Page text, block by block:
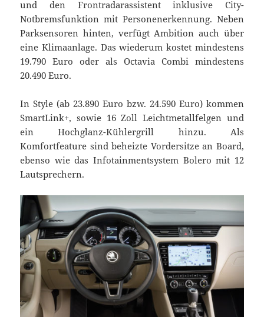
und den Frontradarassistent inklusive City-
Notbremsfunktion mit Personenerkennung. Neben
Parksensoren hinten, verfügt Ambition auch über
eine Klimaanlage. Das wiederum kostet mindestens
19.790 Euro oder als Octavia Combi mindestens
20.490 Euro.
In Style (ab 23.890 Euro bzw. 24.590 Euro) kommen
SmartLink+, sowie 16 Zoll Leichtmetallfelgen und
ein Hochglanz-Kühlergrill hinzu. Als
Komfortfeature sind beheizte Vordersitze an Board,
ebenso wie das Infotainmentsystem Bolero mit 12
Lautsprechern.